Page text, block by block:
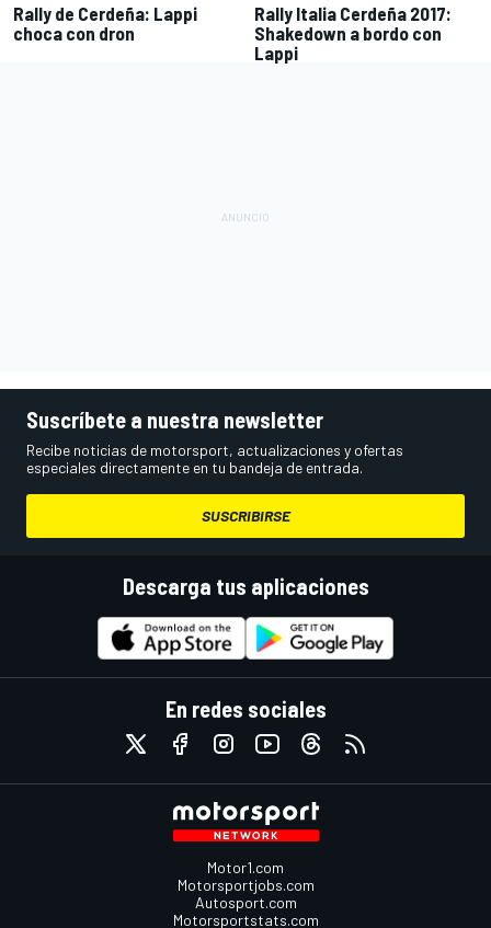
Rally de Cerdeña: Lappi
choca con dron
Rally Italia Cerdeña 2017:
Shakedown a bordo con
Lappi
Suscríbete a nuestra newsletter
Recibe noticias de motorsport, actualizaciones y ofertas
especiales directamente en tu bandeja de entrada.
SUSCRIBIRSE
Descarga tus aplicaciones
En redes sociales
Motor1.com
Motorsportjobs.com
Autosport.com
Motorsportstats.com